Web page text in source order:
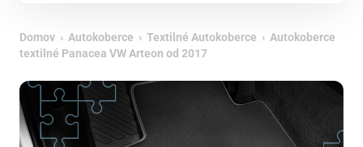
Domov › Autokoberce › Textilné Autokoberce › Autokoberce
textilné Panacea VW Arteon od 2017